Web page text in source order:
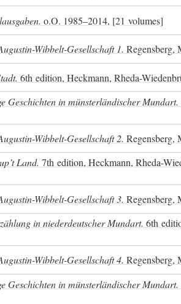
o.O. 1985–2014, [21 volumes]
Wibbelt-Gesellschaft 1. Regensberg,
6th edition, Heckmann, Rheda-
Geschichten in münsterländischer Mundart.
Wibbelt-Gesellschaft 2. Regensberg,
Land. 7th edition, Heckmann, Rheda-
Wibbelt-Gesellschaft 3. Regensberg,
in niederdeutscher Mundart. 6th
Wibbelt-Gesellschaft 4. Regensberg,
Geschichten in münsterländischer Mundart.